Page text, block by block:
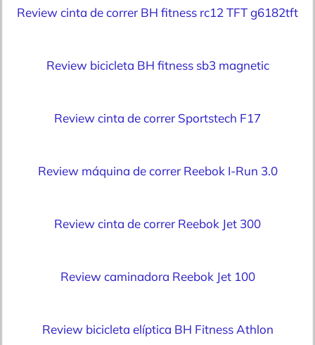
Review cinta de correr BH fitness rc12 TFT g6182tft
Review bicicleta BH fitness sb3 magnetic
Review cinta de correr Sportstech F17
Review máquina de correr Reebok I-Run 3.0
Review cinta de correr Reebok Jet 300
Review caminadora Reebok Jet 100
Review bicicleta elíptica BH Fitness Athlon